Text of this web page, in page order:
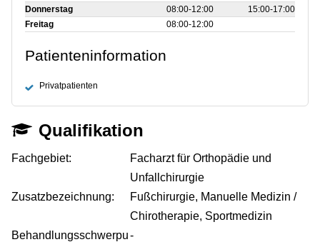
Donnerstag
08:00‑12:00
15:00‑17:00
Freitag
08:00‑12:00
Patienteninformation
Privatpatienten
Qualifikation
Fachgebiet:
Facharzt für Orthopädie und
Unfallchirurgie
Zusatzbezeichnung:
Fußchirurgie, Manuelle Medizin /
Chirotherapie, Sportmedizin
Behandlungsschwerpu-